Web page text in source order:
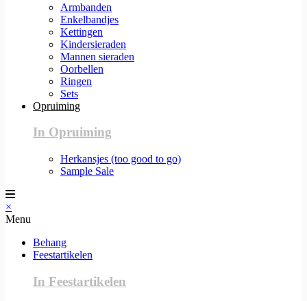
Armbanden
Enkelbandjes
Kettingen
Kindersieraden
Mannen sieraden
Oorbellen
Ringen
Sets
Opruiming
In Opruiming
Herkansjes (too good to go)
Sample Sale
×
Menu
Behang
Feestartikelen
In Feestartikelen